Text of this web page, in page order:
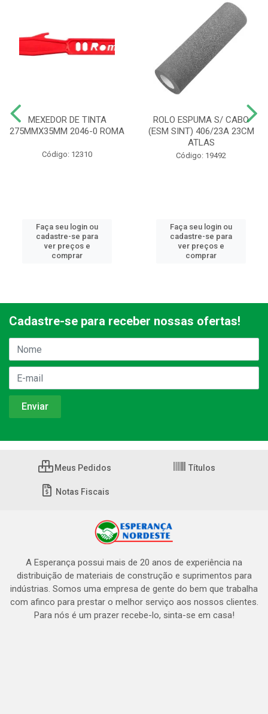
MEXEDOR DE TINTA
275MMX35MM 2046-0 ROMA
Código: 12310
Faça seu login ou
cadastre-se para
ver preços e
comprar
ROLO ESPUMA S/ CABO
(ESM SINT) 406/23A 23CM
ATLAS
Código: 19492
Faça seu login ou
cadastre-se para
ver preços e
comprar
Cadastre-se para receber nossas ofertas!
Meus Pedidos Títulos
Notas Fiscais
A Esperança possui mais de 20 anos de experiência na
distribuição de materiais de construção e suprimentos para
indústrias. Somos uma empresa de gente do bem que trabalha
com afinco para prestar o melhor serviço aos nossos clientes.
Para nós é um prazer recebe-lo, sinta-se em casa!